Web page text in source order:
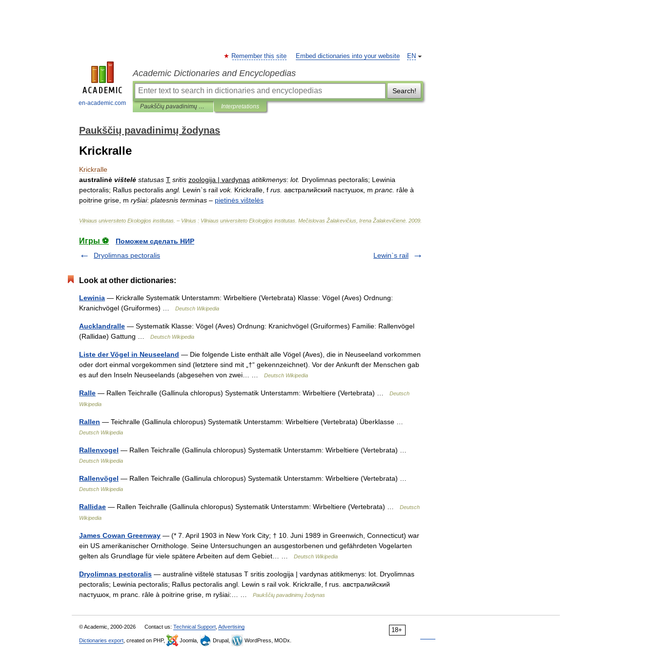
en-academic.com
EN
Remember this site Embed dictionaries into your website
Academic Dictionaries and Encyclopedias
Search!
Paukščių pavadinimų žodynas Interpretations
Paukščių pavadinimų žodynas
Krickralle
Krickralle
australinė vištelė statusas T sritis zoologija | vardynas atitikmenys: lot. Dryolimnas pectoralis; Lewinia
pectoralis; Rallus pectoralis angl. Lewin`s rail vok. Krickralle f rus австралийский пастушок m pranc râle à
poitrine grise m ryšiai: platesnis terminas – pietinės vištelės
Vilniaus universiteto Ekologijos institutas . – Vilnius : Vilniaus universiteto Ekologijos institutas Mečislovas Žalakevičius Irena Žalakevičienė 2009
Игры ⚽
Поможем сделать НИР
Dryolimnas pectoralis
Lewin`s rail
Look at other dictionaries:
Lewinia — Krickralle Systematik Unterstamm: Wirbeltiere (Vertebrata) Klasse: Vögel (Aves) Ordnung:
Kranichvögel (Gruiformes) …
Deutsch Wikipedia
Aucklandralle — Systematik Klasse: Vögel (Aves) Ordnung: Kranichvögel (Gruiformes) Familie: Rallenvögel
(Rallidae) Gattung …
Deutsch Wikipedia
Liste der Vögel in Neuseeland — Die folgende Liste enthält alle Vögel (Aves), die in Neuseeland vorkommen
oder dort einmal vorgekommen sind (letztere sind mit „†“ gekennzeichnet). Vor der Ankunft der Menschen gab
es auf den Inseln Neuseelands (abgesehen von zwei… …
Deutsch Wikipedia
Ralle — Rallen Teichralle (Gallinula chloropus) Systematik Unterstamm: Wirbeltiere (Vertebrata) …
Deutsch
Wikipedia
Rallen — Teichralle (Gallinula chloropus) Systematik Unterstamm: Wirbeltiere (Vertebrata) Überklasse …
Deutsch Wikipedia
Rallenvogel — Rallen Teichralle (Gallinula chloropus) Systematik Unterstamm: Wirbeltiere (Vertebrata) …
Deutsch Wikipedia
Rallenvögel — Rallen Teichralle (Gallinula chloropus) Systematik Unterstamm: Wirbeltiere (Vertebrata) …
Deutsch Wikipedia
Rallidae — Rallen Teichralle (Gallinula chloropus) Systematik Unterstamm: Wirbeltiere (Vertebrata) …
Deutsch
Wikipedia
James Cowan Greenway — (* 7. April 1903 in New York City; † 10. Juni 1989 in Greenwich, Connecticut) war
ein US amerikanischer Ornithologe. Seine Untersuchungen an ausgestorbenen und gefährdeten Vogelarten
gelten als Grundlage für viele spätere Arbeiten auf dem Gebiet… …
Deutsch Wikipedia
Dryolimnas pectoralis — australinė vištelė statusas T sritis zoologija | vardynas atitikmenys: lot. Dryolimnas
pectoralis; Lewinia pectoralis; Rallus pectoralis angl. Lewin s rail vok. Krickralle, f rus. австралийский
пастушок, m pranc. râle à poitrine grise, m ryšiai:… …
Paukščių pavadinimų žodynas
18+
© Academic, 2000-2026 Contact us: Technical Support Advertising
Dictionaries export , created on PHP, Joomla, Drupal, WordPress, MODx.